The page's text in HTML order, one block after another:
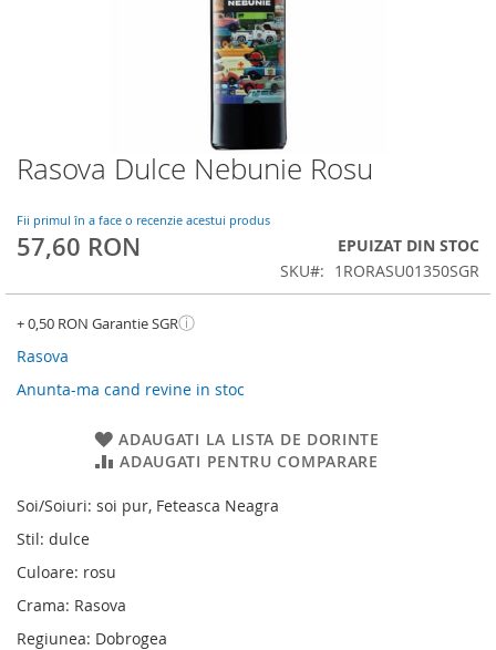
Rasova Dulce Nebunie Rosu
Fii primul în a face o recenzie acestui produs
57,60 RON
EPUIZAT DIN STOC
SKU
1RORASU01350SGR
+ 0,50 RON Garantie SGRⓘ
Rasova
Anunta-ma cand revine in stoc
ADAUGATI LA LISTA DE DORINTE
ADAUGATI PENTRU COMPARARE
Soi/Soiuri: soi pur, Feteasca Neagra
Stil: dulce
Culoare: rosu
Crama: Rasova
Regiunea: Dobrogea
Skip
to
beginning
of
images
gallery